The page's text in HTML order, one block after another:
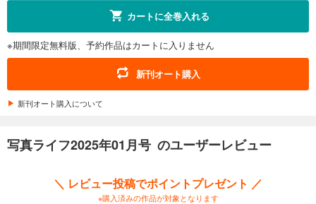
試し読み
あらすじを表示する
写真ライフ2023年10月号
838円 (税込)
あらすじを表示する
838 円 (税込)
カートに全巻入れる
※期間限定無料版、予約作品はカートに入りません
新刊オート購入
新刊オート購入について
写真ライフ2025年01月号 のユーザーレビュー
＼ レビュー投稿でポイントプレゼント ／
※購入済みの作品が対象となります